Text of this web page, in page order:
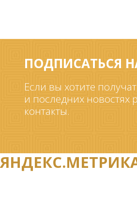
ПОДПИСАТЬСЯ
Если вы хотите
и последних новостях
контакты.